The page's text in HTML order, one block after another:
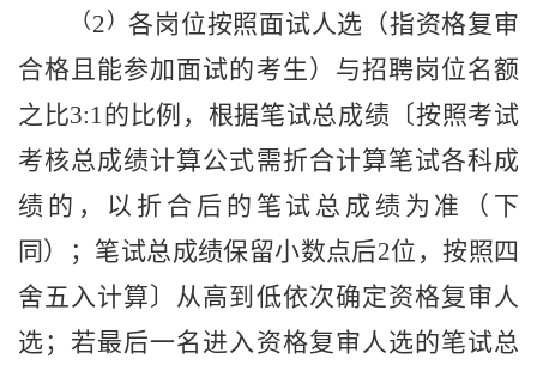
（ 2 ）各岗位按照面试人选（指资格复审
合格且能参加面试的考生） 与招聘岗位名额
之比3:1的比例，根据笔试总成绩〔按照考试
考核总成绩计算公式需折合计算笔试各科成
绩的，以折合后的笔试总成绩为准（下
同）；笔试总成绩保留小数点后2位，按照四
舍五入计算〕从高到低依次确定资格复审人
选 ；若最后一名进入资格复审人选的笔试总